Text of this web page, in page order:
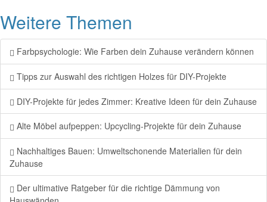
Weitere Themen
Farbpsychologie: Wie Farben dein Zuhause verändern können
Tipps zur Auswahl des richtigen Holzes für DIY-Projekte
DIY-Projekte für jedes Zimmer: Kreative Ideen für dein Zuhause
Alte Möbel aufpeppen: Upcycling-Projekte für dein Zuhause
Nachhaltiges Bauen: Umweltschonende Materialien für dein
Zuhause
Der ultimative Ratgeber für die richtige Dämmung von